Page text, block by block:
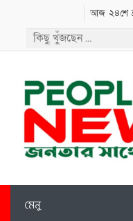
আজ ২৪শে
মেনু